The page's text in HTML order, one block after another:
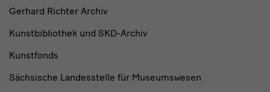
Gerhard Richter Archiv
Kunstbibliothek und SKD-Archiv
Kunstfonds
Sächsische Landesstelle für Museumswesen